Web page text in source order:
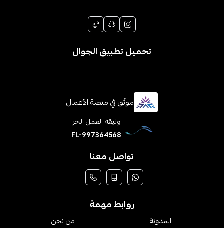
تحميل تطبيق الجوال
موثّق في منصة الأعمال
وثيقة العمل الحر
FL-997364568
تواصل معنا
روابط مهمة
المدونة
من نحن